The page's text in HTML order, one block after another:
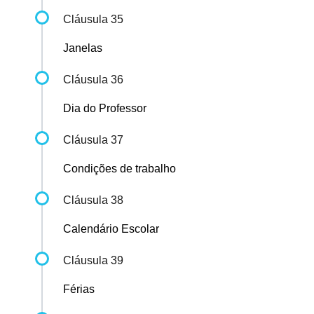
Cláusula 35
Janelas
Cláusula 36
Dia do Professor
Cláusula 37
Condições de trabalho
Cláusula 38
Calendário Escolar
Cláusula 39
Férias